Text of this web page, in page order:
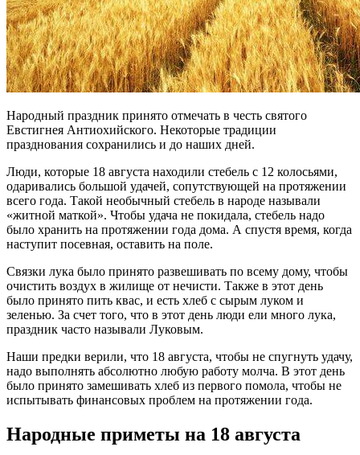
Народный праздник принято отмечать в честь святого
Евстигнея Антиохийского. Некоторые традиции
празднования сохранились и до наших дней.
Люди, которые 18 августа находили стебель с 12 колосьями,
одаривались большой удачей, сопутствующей на протяжении
всего года. Такой необычный стебель в народе называли
«житной маткой». Чтобы удача не покидала, стебель надо
было хранить на протяжении года дома. А спустя время, когда
наступит посевная, оставить на поле.
Связки лука было принято развешивать по всему дому, чтобы
очистить воздух в жилище от нечисти. Также в этот день
было принято пить квас, и есть хлеб с сырым луком и
зеленью. За счет того, что в этот день люди ели много лука,
праздник часто называли Луковым.
Наши предки верили, что 18 августа, чтобы не спугнуть удачу,
надо выполнять абсолютно любую работу молча. В этот день
было принято замешивать хлеб из первого помола, чтобы не
испытывать финансовых проблем на протяжении года.
Народные приметы на 18 августа